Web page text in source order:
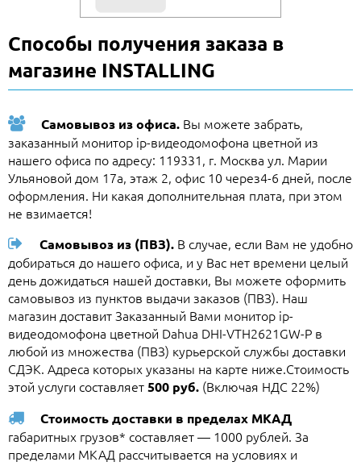
Способы получения заказа в
магазине INSTALLING
Самовывоз из офиса. Вы можете забрать,
заказанный монитор ip-видеодомофона цветной из
нашего офиса по адресу: 119331, г. Москва ул. Марии
Ульяновой дом 17а, этаж 2, офис 10 через4-6 дней, после
оформления. Ни какая дополнительная плата, при этом
не взимается!
Самовывоз из (ПВЗ). В случае, если Вам не удобно
добираться до нашего офиса, и у Вас нет времени целый
день дожидаться нашей доставки, Вы можете оформить
самовывоз из пунктов выдачи заказов (ПВЗ). Наш
магазин доставит Заказанный Вами монитор ip-
видеодомофона цветной Dahua DHI-VTH2621GW-P в
любой из множества (ПВЗ) курьерской службы доставки
СДЭК. Адреса которых указаны на карте ниже.Стоимость
этой услуги составляет500 руб. (Включая НДС 22%)
Стоимость доставки в пределах МКАД
габаритных грузов* составляет — 1000 рублей. За
пределами МКАД рассчитывается на условиях и